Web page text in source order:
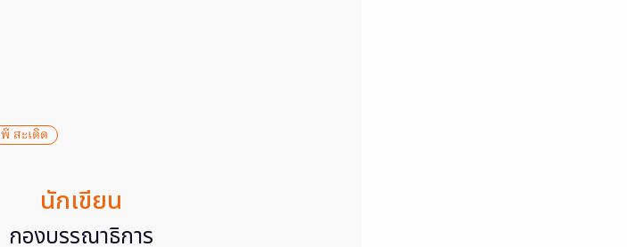
พี สะเดิด
นักเขียน
กองบรรณาธิการ